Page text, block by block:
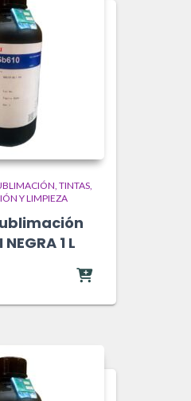
TINTAS,
Y LIMPIEZA
1 L